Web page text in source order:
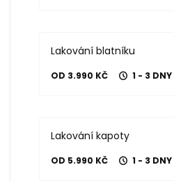
Lakování blatníku
OD 3.990 KČ 1 - 3 DNY
Lakování kapoty
OD 5.990 KČ 1 - 3 DNY